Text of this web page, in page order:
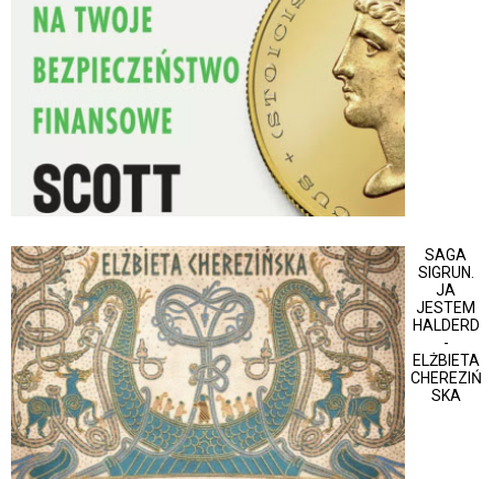
SAGA
SIGRUN.
JA
JESTEM
HALDERD
-
ELŻBIETA
CHEREZIŃ
SKA